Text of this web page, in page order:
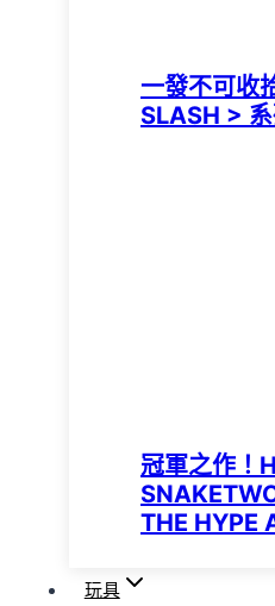
一發不可收
SLASH > 系
冠軍之作！
THE HYPE
玩具